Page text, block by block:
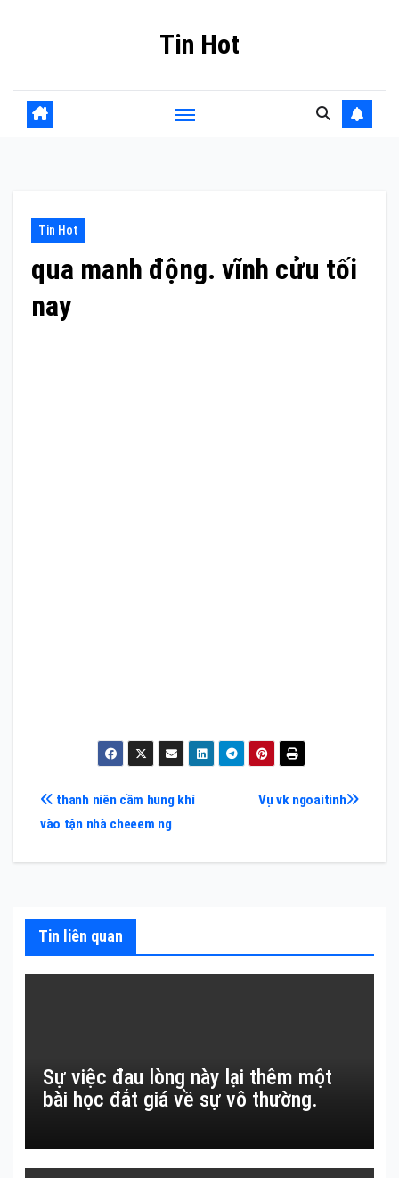
Tin Hot
Tin Hot
qua manh động. vĩnh cửu tối
nay
Điều
hướng
viết
Vụ vk ngoaitinh
thanh niên cầm hung khí
vào tận nhà cheeem ng
Tin liên quan
Sự việc đau lòng này lại thêm một
bài học đắt giá về sự vô thường.